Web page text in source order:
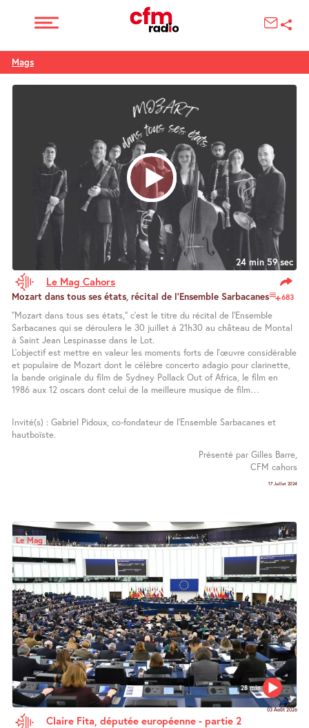
Mags
24 min 59 sec
Le Mag Cahors
683
Mozart dans tous ses états, récital de l’Ensemble Sarbacanes
“Mozart dans tous ses états,” c’est le titre du récital de l’Ensemble
Sarbacanes qui se déroulera le 30 juillet à 21h30 au château de Montal
à Saint Jean Lespinasse dans le Lot.
L’objectif est mettre en valeur les moments forts de l’œuvre considérable
et populaire de Mozart dont le célèbre concerto adagio pour clarinette,
la bande originale du film de Sydney Pollack Out of Africa, le film en
1986 aux 12 oscars dont celui de la meilleure musique de film…
Invité(s) : Gabriel Pidoux, co-fondateur de l’Ensemble Sarbacanes et
hautboïste.
Présenté par Gilles Barre,
CFM cahors
17 Juillet 2024
28 min
Le Mag
03 Août 2026
Claire Fita, députée européenne - partie 2